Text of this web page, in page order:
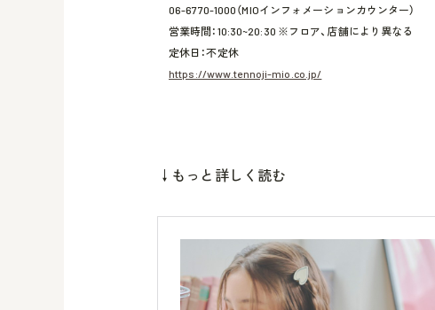
06-6770-1000（MIOインフォメーションカウンター）
営業時間：10:30~20:30 ※フロア、店舗により異なる
定休日：不定休
https://www.tennoji-mio.co.jp/
↓もっと詳しく読む